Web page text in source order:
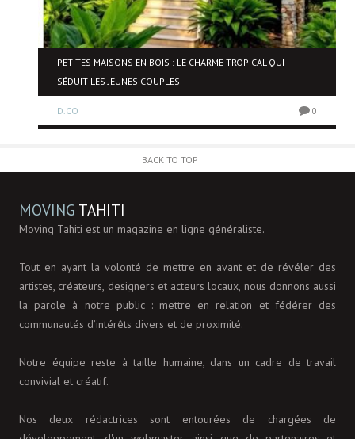
PETITES MAISONS EN BOIS : LE CHARME TROPICAL QUI
SÉDUIT LES JEUNES COUPLES
D.CO 0
BACK TO TOP
MOVING TAHITI
Moving Tahiti est un magazine en ligne généraliste.
Tout en ayant la volonté de mettre en avant et de révéler des
artistes, créateurs, designers et acteurs locaux, nous donnons aussi
la parole à notre public : mettre en relation et fédérer des
communautés d’intérêts divers et de proximité.
Notre équipe reste à taille humaine, dans un cadre de travail
convivial et créatif.
Nos deux rédactrices sont entourées de chargées de